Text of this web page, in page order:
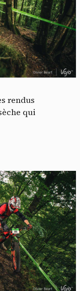
rendus
qui